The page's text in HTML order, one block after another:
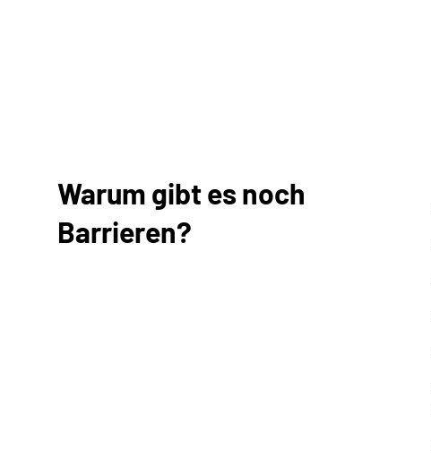
Warum gibt es noch
Barrieren?